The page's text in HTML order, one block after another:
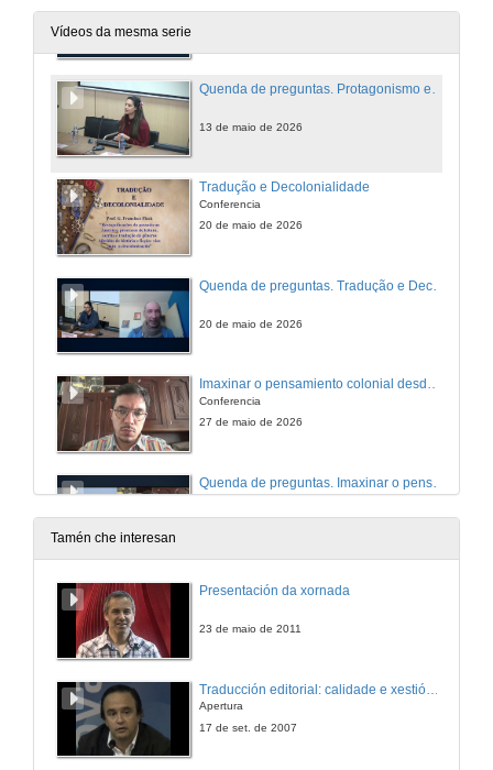
Vídeos da mesma serie
13 de maio de 2026
Tradução e Decolonialidade
Conferencia
20 de maio de 2026
20 de maio de 2026
Imaxinar o pensamiento colonial desde os lindes de Europa: pánicos ao impuro e algunas lecturas restaurativas
Conferencia
27 de maio de 2026
27 de maio de 2026
Tamén che interesan
Presentación da xornada
23 de maio de 2011
Apertura
17 de set. de 2007